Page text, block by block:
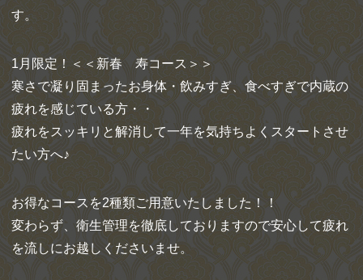
す。
1月限定！＜＜新春 寿コース＞＞
寒さで凝り固まったお身体・飲みすぎ、食べすぎで内蔵の
疲れを感じている方・・
疲れをスッキリと解消して一年を気持ちよくスタートさせ
たい方へ♪
お得なコースを2種類ご用意いたしました！！
変わらず、衛生管理を徹底しておりますので安心して疲れ
を流しにお越しくださいませ。